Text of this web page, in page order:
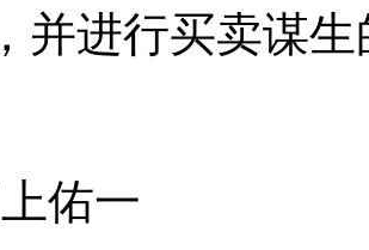
并进行买卖谋
佑一